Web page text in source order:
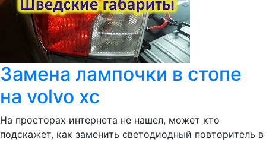
Замена лампочки в стопе
на volvo xc
На просторах интернета не нашел, может кто
подскажет, как заменить светодиодный повторитель в